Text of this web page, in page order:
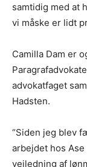
samtidig med at
vi måske er lidt
Camilla Dam er
advokatfaget
Hadsten.
“Siden jeg blev
arbejdet hos
vejledning af